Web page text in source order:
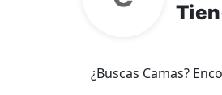
¿Buscas Camas?